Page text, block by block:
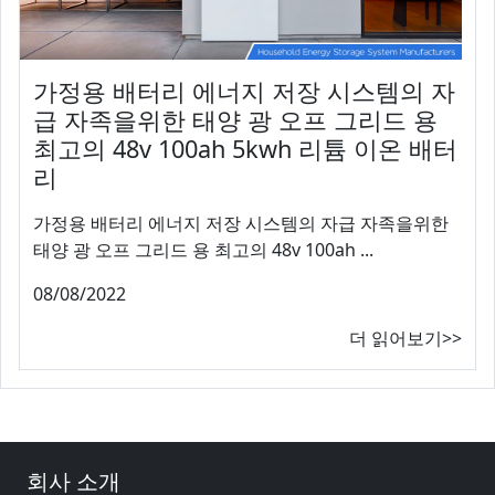
가정용 배터리 에너지 저장 시스템의 자
급 자족을위한 태양 광 오프 그리드 용
최고의 48v 100ah 5kwh 리튬 이온 배터
리
가정용 배터리 에너지 저장 시스템의 자급 자족을위한
태양 광 오프 그리드 용 최고의 48v 100ah ...
08/08/2022
더 읽어보기>>
회사 소개